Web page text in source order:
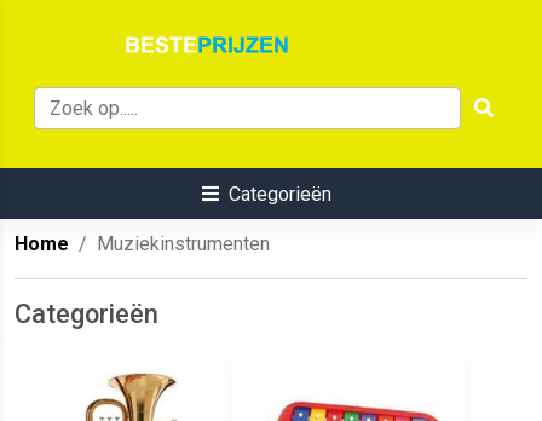
Categorieën
Home Muziekinstrumenten
Categorieën